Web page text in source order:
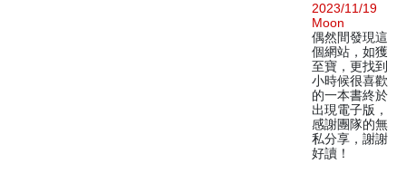
2023/11/19
Moon
偶然間發現這
個網站，如獲
至寶，更找到
小時候很喜歡
的一本書終於
出現電子版，
感謝團隊的無
私分享，謝謝
好讀！